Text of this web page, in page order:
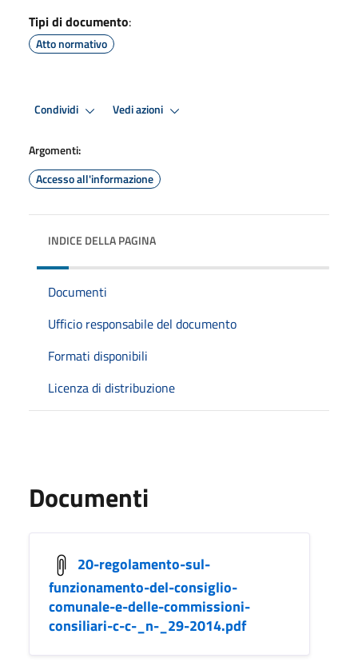
Tipi di documento:
Atto normativo
Condividi Vedi azioni
Argomenti:
Accesso all'informazione
INDICE DELLA PAGINA
Documenti
Ufficio responsabile del documento
Formati disponibili
Licenza di distribuzione
Documenti
20-regolamento-sul-
funzionamento-del-consiglio-
comunale-e-delle-commissioni-
consiliari-c-c-_n-_29-2014.pdf